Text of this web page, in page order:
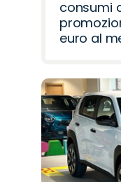
consumi
euro al